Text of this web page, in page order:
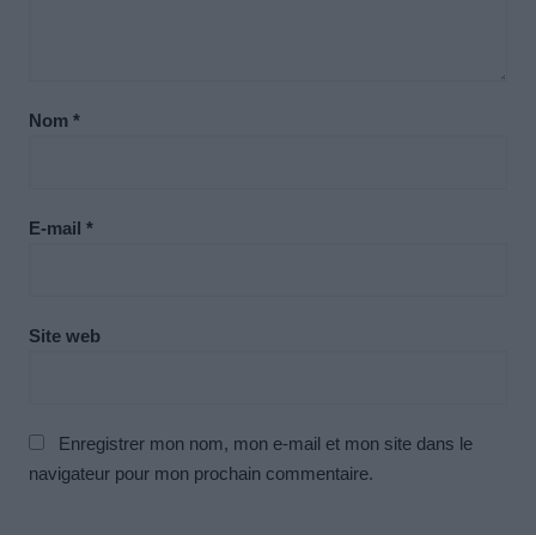
Nom *
E-mail *
Site web
Enregistrer mon nom, mon e-mail et mon site dans le
navigateur pour mon prochain commentaire.